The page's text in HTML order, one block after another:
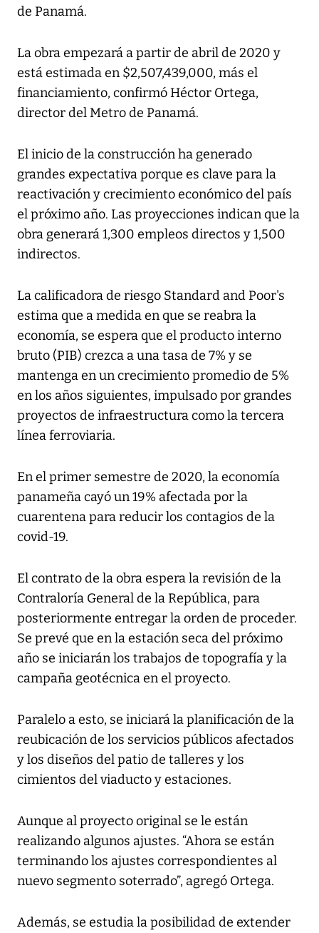
de Panamá.
La obra empezará a partir de abril de 2020 y
está estimada en $2,507,439,000, más el
financiamiento, confirmó Héctor Ortega,
director del Metro de Panamá.
El inicio de la construcción ha generado
grandes expectativa porque es clave para la
reactivación y crecimiento económico del país
el próximo año. Las proyecciones indican que la
obra generará 1,300 empleos directos y 1,500
indirectos.
La calificadora de riesgo Standard and Poor's
estima que a medida en que se reabra la
economía, se espera que el producto interno
bruto (PIB) crezca a una tasa de 7% y se
mantenga en un crecimiento promedio de 5%
en los años siguientes, impulsado por grandes
proyectos de infraestructura como la tercera
línea ferroviaria.
En el primer semestre de 2020, la economía
panameña cayó un 19% afectada por la
cuarentena para reducir los contagios de la
covid-19.
El contrato de la obra espera la revisión de la
Contraloría General de la República, para
posteriormente entregar la orden de proceder.
Se prevé que en la estación seca del próximo
año se iniciarán los trabajos de topografía y la
campaña geotécnica en el proyecto.
Paralelo a esto, se iniciará la planificación de la
reubicación de los servicios públicos afectados
y los diseños del patio de talleres y los
cimientos del viaducto y estaciones.
Aunque al proyecto original se le están
realizando algunos ajustes. “Ahora se están
terminando los ajustes correspondientes al
nuevo segmento soterrado”, agregó Ortega.
Además, se estudia la posibilidad de extender